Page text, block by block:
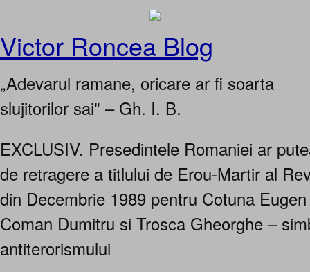
Victor Roncea Blog
„Adevarul ramane, oricare ar fi soarta
slujitorilor sai" – Gh. I. B.
EXCLUSIV. Presedintele Romaniei ar
de retragere a titlului de Erou-Martir al
din Decembrie 1989 pentru Cotuna
Coman Dumitru si Trosca Gheorghe –
antiterorismului